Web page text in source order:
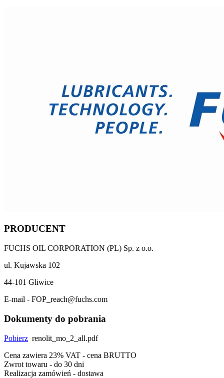
PRODUCENT
FUCHS OIL CORPORATION (PL) Sp. z o.o.
ul. Kujawska 102
44-101 Gliwice
E-mail - FOP_reach@fuchs.com
Dokumenty do pobrania
Pobierz renolit_mo_2_all.pdf
Cena zawiera 23% VAT - cena BRUTTO
Zwrot towaru - do 30 dni
Realizacja zamówień - dostawa